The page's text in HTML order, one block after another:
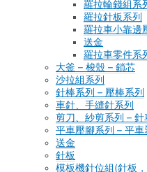
羅拉輪錢組系
羅拉針板系列
羅拉車小靠邊
送金
羅拉車零件系
大釜 – 梭殼 – 鎖芯
沙拉組系列
針棒系列 – 壓棒系列
車針、手縫針系列
剪刀、紗剪系列 – 針
平車壓腳系列 – 平
送金
針板
模板機針位組(針板